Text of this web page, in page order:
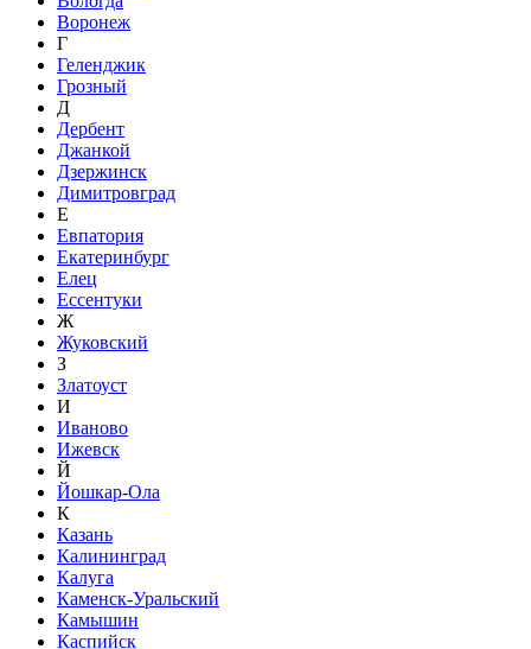
Воронеж
Г
Геленджик
Грозный
Д
Дербент
Джанкой
Дзержинск
Димитровград
Е
Евпатория
Екатеринбург
Елец
Ессентуки
Ж
Жуковский
З
Златоуст
И
Иваново
Ижевск
Й
Йошкар-Ола
К
Казань
Калининград
Калуга
Каменск-Уральский
Камышин
Каспийск